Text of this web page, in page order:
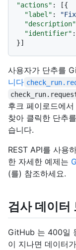
"actions" : [{
"label" :
"description"
"identifier" :
}]
사용자가 단추를
니다
후크 페이로드에서
찾아 클릭한 단추
습니다.
REST API를 사용
한 자세한 예제는
(를) 참조하세요.
검사 데이터
GitHub 는 400일
이 지나면 데이터